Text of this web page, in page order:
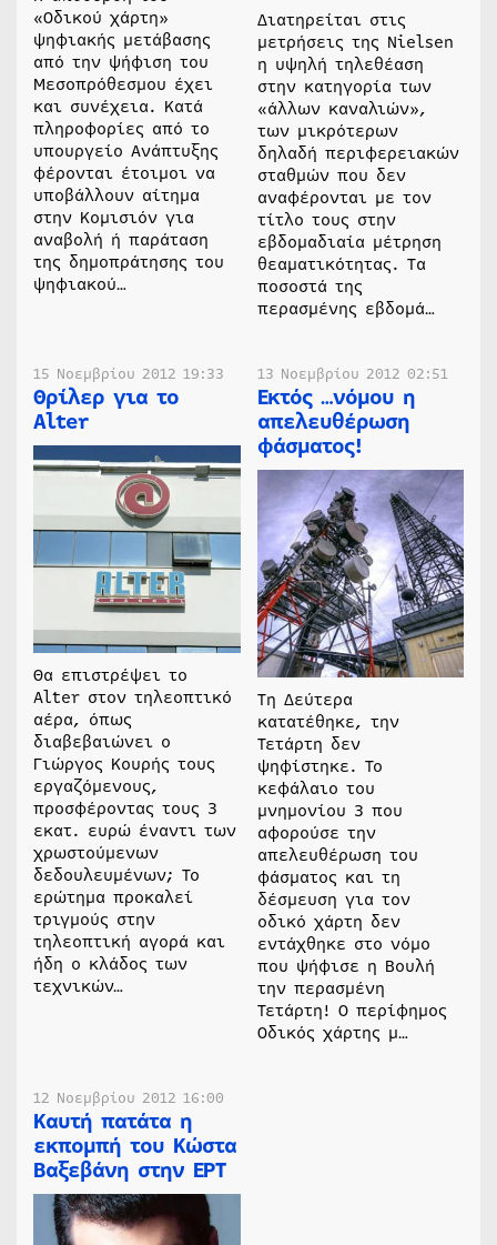
«Οδικού χάρτη»
ψηφιακής μετάβασης
από την ψήφιση του
Μεσοπρόθεσμου έχει
και συνέχεια. Κατά
πληροφορίες από το
υπουργείο Ανάπτυξης
φέρονται έτοιμοι να
υποβάλλουν αίτημα
στην Κομισιόν για
αναβολή ή παράταση
της δημοπράτησης του
ψηφιακού…
Διατηρείται στις
μετρήσεις της Nielsen
η υψηλή τηλεθέαση
στην κατηγορία των
«άλλων καναλιών»,
των μικρότερων
δηλαδή περιφερειακών
σταθμών που δεν
αναφέρονται με τον
τίτλο τους στην
εβδομαδιαία μέτρηση
θεαματικότητας. Τα
ποσοστά της
περασμένης εβδομά…
15 Νοεμβρίου 2012 19:33
Θρίλερ για το
Alter
Θα επιστρέψει το
Alter στον τηλεοπτικό
αέρα, όπως
διαβεβαιώνει ο
Γιώργος Κουρής τους
εργαζόμενους,
προσφέροντας τους 3
εκατ. ευρώ έναντι των
χρωστούμενων
δεδουλευμένων; Το
ερώτημα προκαλεί
τριγμούς στην
τηλεοπτική αγορά και
ήδη ο κλάδος των
τεχνικών…
13 Νοεμβρίου 2012 02:51
Εκτός …νόμου η
απελευθέρωση
φάσματος!
Τη Δεύτερα
κατατέθηκε, την
Τετάρτη δεν
ψηφίστηκε. Το
κεφάλαιο του
μνημονίου 3 που
αφορούσε την
απελευθέρωση του
φάσματος και τη
δέσμευση για τον
οδικό χάρτη δεν
εντάχθηκε στο νόμο
που ψήφισε η Βουλή
την περασμένη
Τετάρτη! Ο περίφημος
Οδικός χάρτης μ…
12 Νοεμβρίου 2012 16:00
Καυτή πατάτα η
εκπομπή του Κώστα
Βαξεβάνη στην ΕΡΤ